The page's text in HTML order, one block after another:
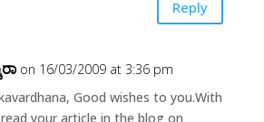
Reply
on 16/03/2009 at 3:36 pm
Good wishes to you.With
your article in the blog on